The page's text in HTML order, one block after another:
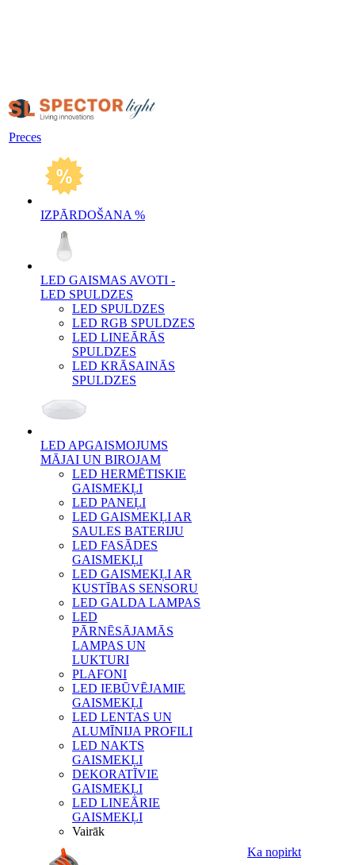
Preces
IZPĀRDOŠANA %
LED GAISMAS AVOTI -
LED SPULDZES
LED SPULDZES
LED RGB SPULDZES
LED LINEĀRĀS
SPULDZES
LED KRĀSAINĀS
SPULDZES
LED APGAISMOJUMS
MĀJAI UN BIROJAM
LED HERMĒTISKIE
GAISMEKĻI
LED PANEĻI
LED GAISMEKĻI AR
SAULES BATERIJU
LED FASĀDES
GAISMEKĻI
LED GAISMEKĻI AR
KUSTĪBAS SENSORU
LED GALDA LAMPAS
LED
PĀRNĒSĀJAMĀS
LAMPAS UN
LUKTURI
PLAFONI
LED IEBŪVĒJAMIE
GAISMEKĻI
LED LENTAS UN
ALUMĪNIJA PROFILI
LED NAKTS
GAISMEKĻI
DEKORATĪVIE
GAISMEKĻI
LED LINEĀRIE
GAISMEKĻI
Vairāk
Ka nopirkt